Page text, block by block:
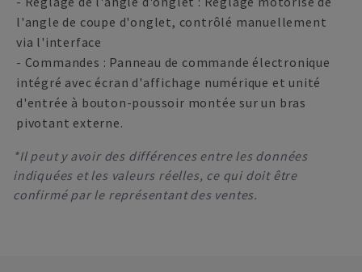
l'angle de coupe d'onglet, contrôlé manuellement
via l'interface
- Commandes : Panneau de commande électronique
intégré avec écran d'affichage numérique et unité
d'entrée à bouton-poussoir montée sur un bras
pivotant externe.
*Il peut y avoir des différences entre les données
indiquées et les valeurs réelles, ce qui doit être
confirmé par le représentant des ventes.